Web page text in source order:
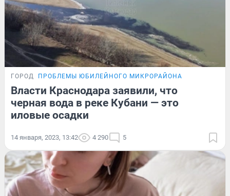
ГОРОД ПРОБЛЕМЫ ЮБИЛЕЙНОГО МИКРОРАЙОНА
Власти Краснодара заявили, что
черная вода в реке Кубани — это
иловые осадки
14 января, 2023, 13:42 4 290 5